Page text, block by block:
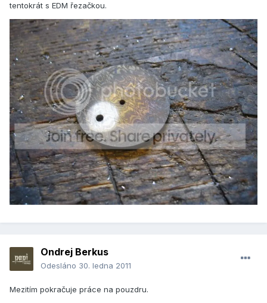
tentokrát s EDM řezačkou.
Ondrej Berkus
Odesláno 30. ledna 2011
Mezitím pokračuje práce na pouzdru.